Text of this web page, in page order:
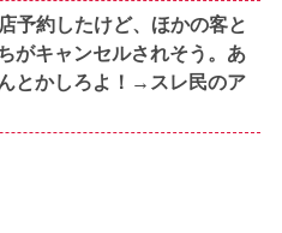
予約したけど、ほかの客と
がキャンセルされそう。あ
とかしろよ！→スレ民のア